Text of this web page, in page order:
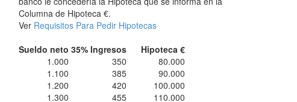
Columna de Hipoteca €.
Ver Requisitos Para Pedir Hipotecas
Sueldo neto 35% Ingresos
Hipoteca €
1.000
350
80.000
1.100
385
90.000
1.200
420
100.000
1.300
455
110.000